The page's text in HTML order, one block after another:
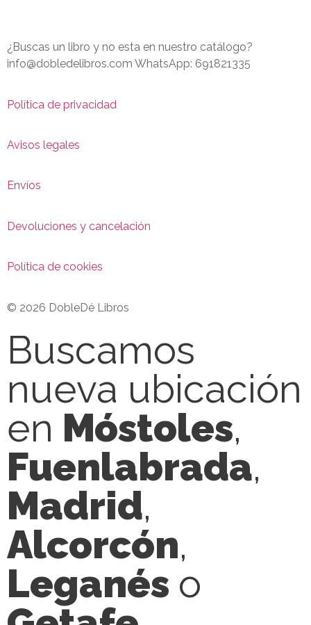
¿Buscas un libro y no esta en nuestro catálogo?
info@dobledelibros.com WhatsApp: 691821335
Política de privacidad
Avisos legales
Envíos
Devoluciones y cancelación
Política de cookies
© 2026 DobleDé Libros
Buscamos
nueva ubicación
en Móstoles,
Fuenlabrada,
Madrid,
Alcorcón,
Leganés o